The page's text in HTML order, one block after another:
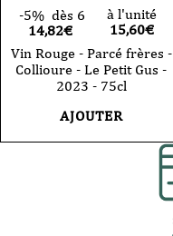
-5% dès 6
14,82€
à l'unité
15,60€
Vin Rouge - Parcé frères -
Collioure - Le Petit Gus -
2023 - 75cl
AJOUTER